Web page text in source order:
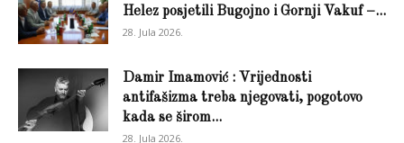
Helez posjetili Bugojno i Gornji Vakuf –...
28. Jula 2026.
Damir Imamović : Vrijednosti
antifašizma treba njegovati, pogotovo
kada se širom...
28. Jula 2026.